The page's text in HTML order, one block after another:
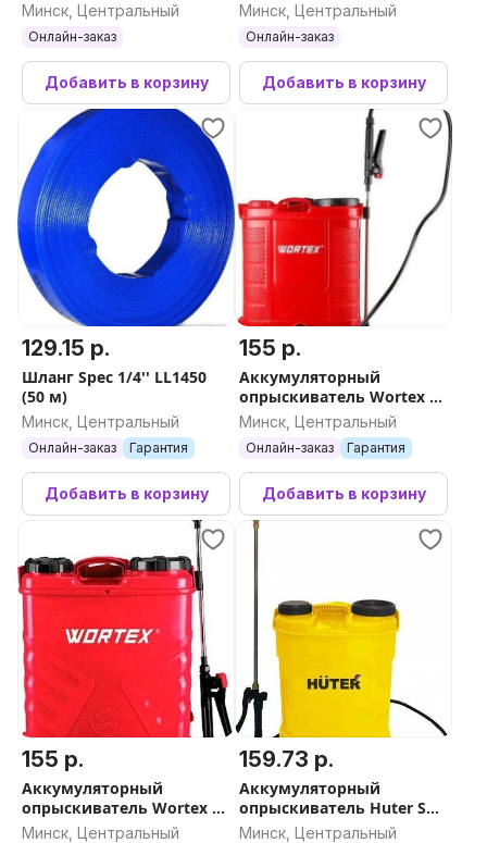
Минск, Центральный
Онлайн-заказ
Добавить в корзину
DKSP11 065-0950
Минск, Центральный
Онлайн-заказ
Добавить в корзину
129.15 р.
Шланг Spec 1/4'' LL1450
(50 м)
Минск, Центральный
Онлайн-заказ Гарантия
Добавить в корзину
155 р.
Аккумуляторный
опрыскиватель Wortex KS
1280
Минск, Центральный
Онлайн-заказ Гарантия
Добавить в корзину
155 р.
Аккумуляторный
опрыскиватель Wortex KS
1680-1 Li
Минск, Центральный
159.73 р.
Аккумуляторный
опрыскиватель Huter SP-
16AC
Минск, Центральный